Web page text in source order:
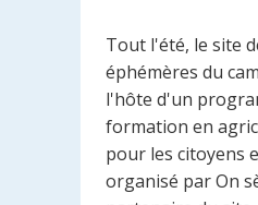
Tout l'été, le site
éphémères du
l'hôte d'un
formation en
pour les citoyens
organisé par On